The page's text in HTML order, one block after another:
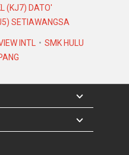
(KJ7) DATO'
SETIAWANGSA
INTL
SMK HULU